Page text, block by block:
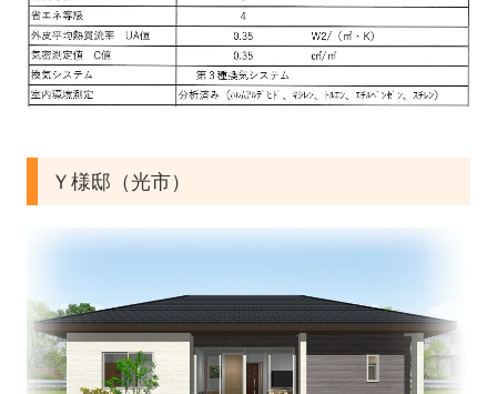
Ｙ様邸（光市）